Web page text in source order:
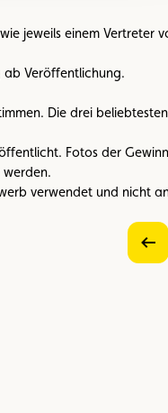
jeweils einem Vertreter
ab Veröffentlichung.
Die drei
Fotos der
verwendet und nicht
Vorheriges